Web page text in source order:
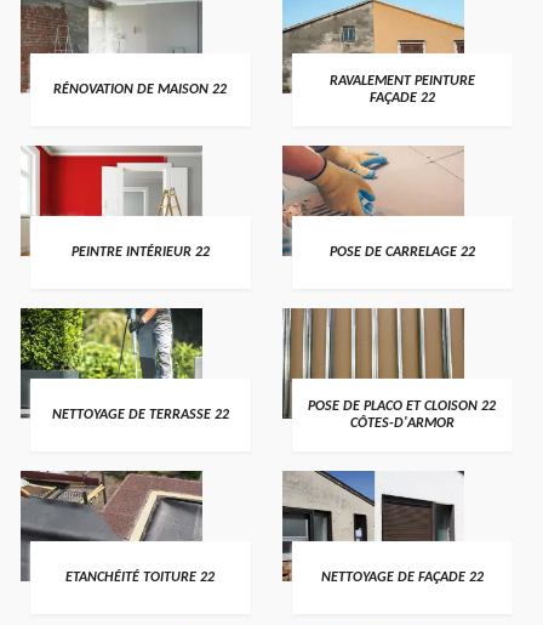
RÉNOVATION DE MAISON 22
RAVALEMENT PEINTURE
FAÇADE 22
PEINTRE INTÉRIEUR 22 POSE DE CARRELAGE 22
NETTOYAGE DE TERRASSE 22
POSE DE PLACO ET CLOISON 22
CÔTES-D'ARMOR
ETANCHÉITÉ TOITURE 22 NETTOYAGE DE FAÇADE 22